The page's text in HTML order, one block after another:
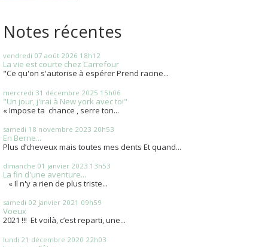
Notes récentes
vendredi 07 août 2026 18h12
La vie est courte chez Carrefour
"Ce qu'on s'autorise à espérer Prend racine...
mercredi 31 décembre 2025 15h06
"Un jour, j'irai à New york avec toi"
« Impose ta chance , serre ton...
samedi 18 novembre 2023 20h53
En Berne...
Plus d’cheveux mais toutes mes dents Et quand...
dimanche 01 janvier 2023 13h53
La fin d'une aventure...
« Il n'y a rien de plus triste...
samedi 02 janvier 2021 09h59
Voeux
2021 !!! Et voilà, c’est reparti, une...
lundi 21 décembre 2020 22h03